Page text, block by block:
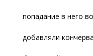
попадание в него
добавляли